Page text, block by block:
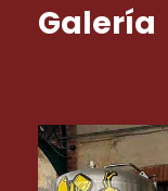
Galería